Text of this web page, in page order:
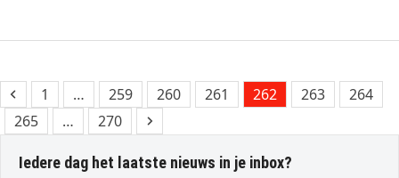
Previous
Page
1 … Page
259 Page
260 Page
261 Page
262 Page
263 Page
264
Page
265 … Page
270 Next
Iedere dag het laatste nieuws in je inbox?